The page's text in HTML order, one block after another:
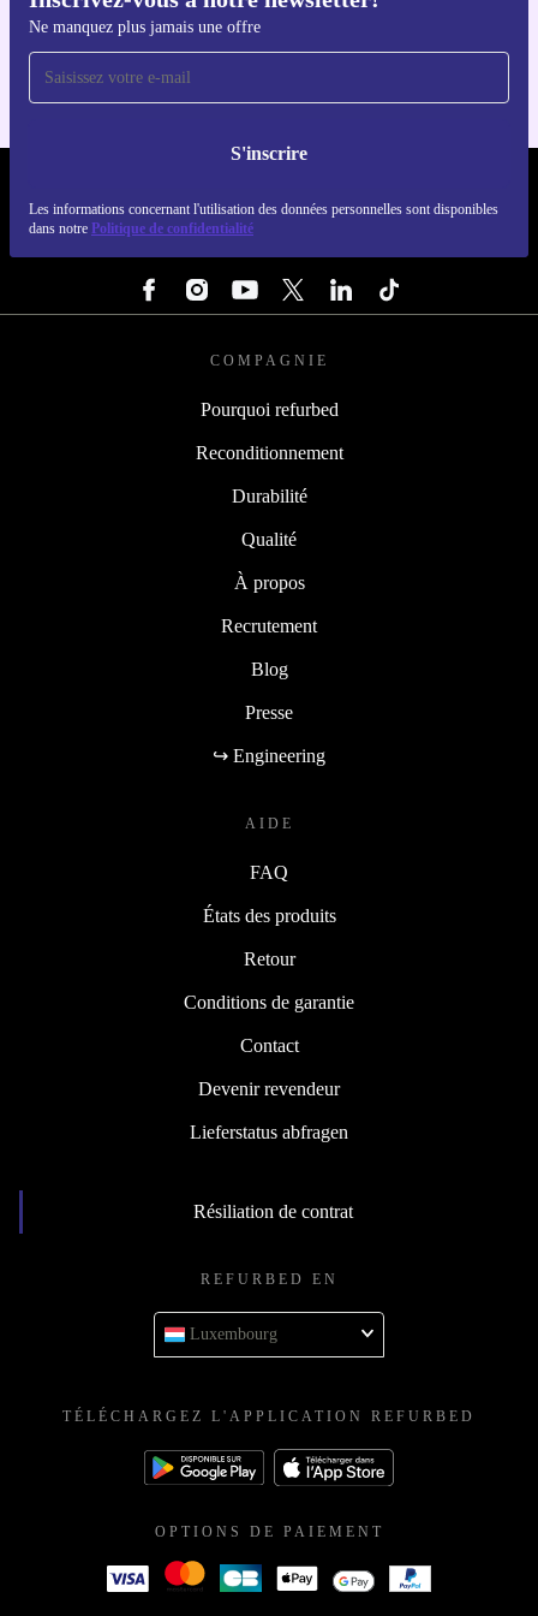
Ne manquez plus jamais une offre
S'inscrire
Les informations concernant l'utilisation des données personnelles sont disponibles
dans notre Politique de confidentialité
Téléchargez l'application refurbed
Pour iOS et Android
COMPAGNIE
Pourquoi refurbed
Reconditionnement
Durabilité
Qualité
À propos
Recrutement
Blog
Presse
↪ Engineering
AIDE
FAQ
États des produits
Retour
Conditions de garantie
Contact
Devenir revendeur
Lieferstatus abfragen
Résiliation de contrat
REFURBED EN
Luxembourg
TÉLÉCHARGEZ L'APPLICATION REFURBED
OPTIONS DE PAIEMENT